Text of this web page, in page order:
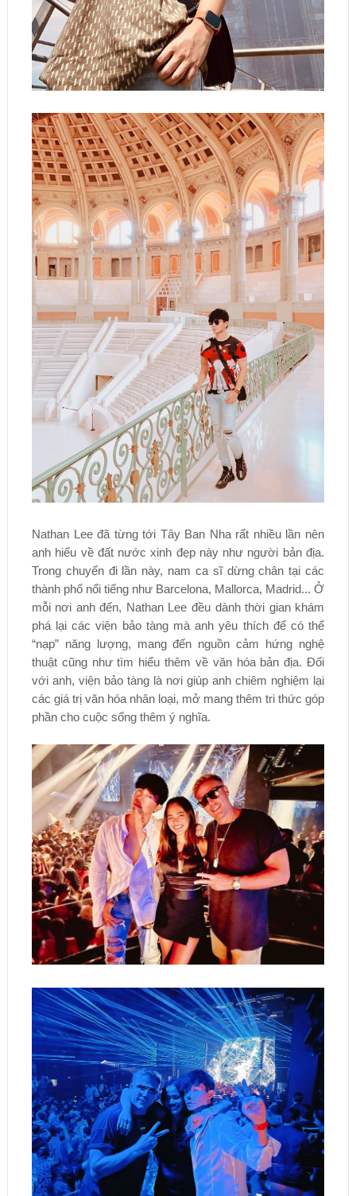
Nathan Lee đã từng tới Tây Ban Nha rất nhiều lần nên
anh hiểu về đất nước xinh đẹp này như người bản địa.
Trong chuyến đi lần này, nam ca sĩ dừng chân tại các
thành phố nổi tiếng như Barcelona, Mallorca, Madrid... Ở
mỗi nơi anh đến, Nathan Lee đều dành thời gian khám
phá lại các viện bảo tàng mà anh yêu thích để có thể
“nạp” năng lượng, mang đến nguồn cảm hứng nghệ
thuật cũng như tìm hiểu thêm về văn hóa bản địa. Đối
với anh, viện bảo tàng là nơi giúp anh chiêm nghiệm lại
các giá trị văn hóa nhân loại, mở mang thêm tri thức góp
phần cho cuộc sống thêm ý nghĩa.